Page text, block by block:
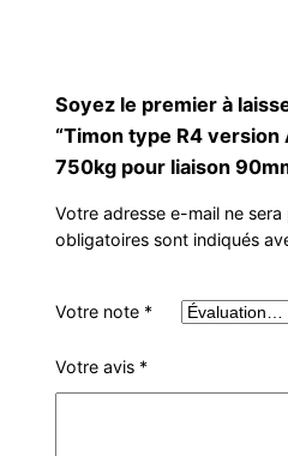
Soyez le premier à
“Timon type R4 version
750kg pour liaison
Votre adresse e-mail ne sera
obligatoires sont indiqués
Votre note *
Votre avis *